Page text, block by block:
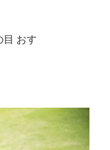
おす